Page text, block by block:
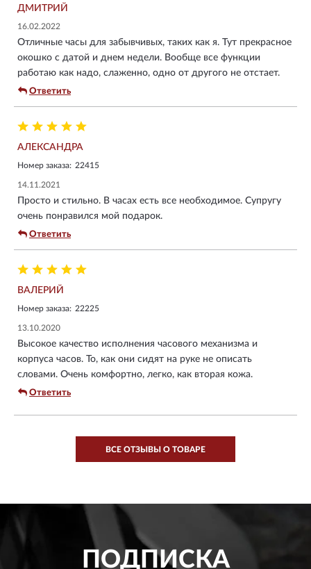
ДМИТРИЙ
16.02.2022
Отличные часы для забывчивых, таких как я. Тут прекрасное
окошко с датой и днем недели. Вообще все функции
работаю как надо, слаженно, одно от другого не отстает.
Ответить
АЛЕКСАНДРА
Номер заказа: 22415
14.11.2021
Просто и стильно. В часах есть все необходимое. Супругу
очень понравился мой подарок.
Ответить
ВАЛЕРИЙ
Номер заказа: 22225
13.10.2020
Высокое качество исполнения часового механизма и
корпуса часов. То, как они сидят на руке не описать
словами. Очень комфортно, легко, как вторая кожа.
Ответить
ВСЕ ОТЗЫВЫ О ТОВАРЕ
ПОДПИСКА